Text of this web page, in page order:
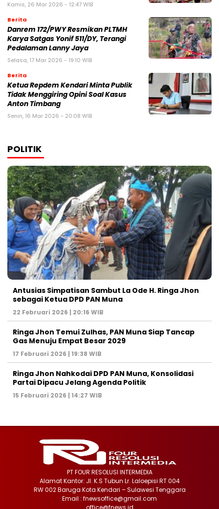
Kamis, 26 Mar 2026 - 12:47 WIB
Berita
Danrem 172/PWY Resmikan PLTMH
Karya Satgas Yonif 511/DY, Terangi
Pedalaman Lanny Jaya
Selasa, 17 Mar 2026 - 19:10 WIB
Berita
Ketua Repdem Kendari Minta Publik
Tidak Menggiring Opini Soal Kasus
Anton Timbang
Senin, 16 Mar 2026 - 20:08 WIB
POLITIK
Antusias Simpatisan Sambut La Ode H. Ringa Jhon
sebagai Ketua DPD PAN Muna
22 Februari 2026 | 20:16 WIB
Ringa Jhon Temui Zulhas, PAN Muna Siap Tancap
Gas Menuju Empat Besar 2029
17 Februari 2026 | 19:38 WIB
Ringa Jhon Nahkodai DPD PAN Muna, Konsolidasi
Partai Dipacu Jelang Agenda Politik
15 Februari 2026 | 14:27 WIB
PT FOUR RESOLUSI INTERMEDIA
Alamat Kantor: Jl. K.S Tubun Lr. Laloepisi RT 004
RW 002 Baruga Kota Kendari – Sulawesi Tenggara
Email : fnewsoffice@gmail.com
office@fnews.id